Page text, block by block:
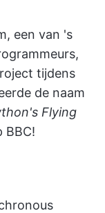
een van 's
tijdens
de naam
Flying
BBC!